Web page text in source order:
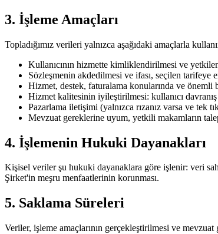
3. İşleme Amaçları
Topladığımız verileri yalnızca aşağıdaki amaçlarla
Kullanıcının hizmette kimliklendirilmesi ve
Sözleşmenin akdedilmesi ve ifası, seçilen tarifeye
Hizmet, destek, faturalama konularında ve
Hizmet kalitesinin iyileştirilmesi: kullanıcı
Pazarlama iletişimi (yalnızca rızanız varsa ve tek
Mevzuat gereklerine uyum, yetkili makamların
4. İşlemenin Hukuki Dayanakları
Kişisel veriler şu hukuki dayanaklara göre işlenir: veri
Şirket'in meşru menfaatlerinin korunması.
5. Saklama Süreleri
Veriler, işleme amaçlarının gerçekleştirilmesi ve